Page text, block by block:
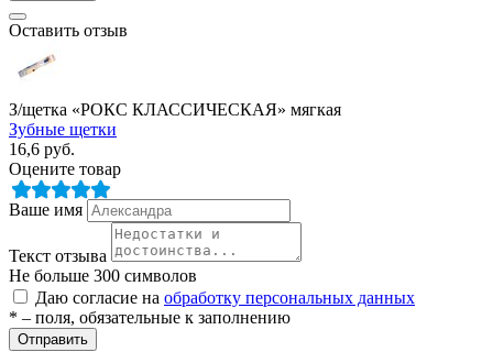
Оставить отзыв
З/щетка «РОКС КЛАССИЧЕСКАЯ» мягкая
Зубные щетки
16,6 руб.
Оцените товар
Ваше имя
Текст отзыва
Не больше 300 символов
Даю согласие на обработку персональных данных
* – поля, обязательные к заполнению
Отправить